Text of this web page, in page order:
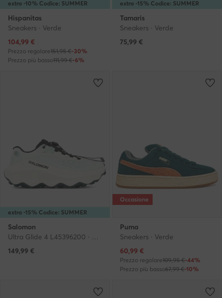
extra -10% Codice: SUMMER
Hispanitas
Sneakers · Verde
Prezzo attuale
104,99 €
Prezzo regolare151,95 €-30%
Prezzo più basso111,99 €-6%
extra -15% Codice: SUMMER
Tamaris
Sneakers · Verde
75,99 €
extra -15% Codice: SUMMER
Salomon
Ultra Glide 4 L45396200 · Scarpe running
149,99 €
Occasione
Puma
Sneakers · Verde
Prezzo attuale
60,99 €
Prezzo regolare109,95 €-44%
Prezzo più basso67,99 €-10%